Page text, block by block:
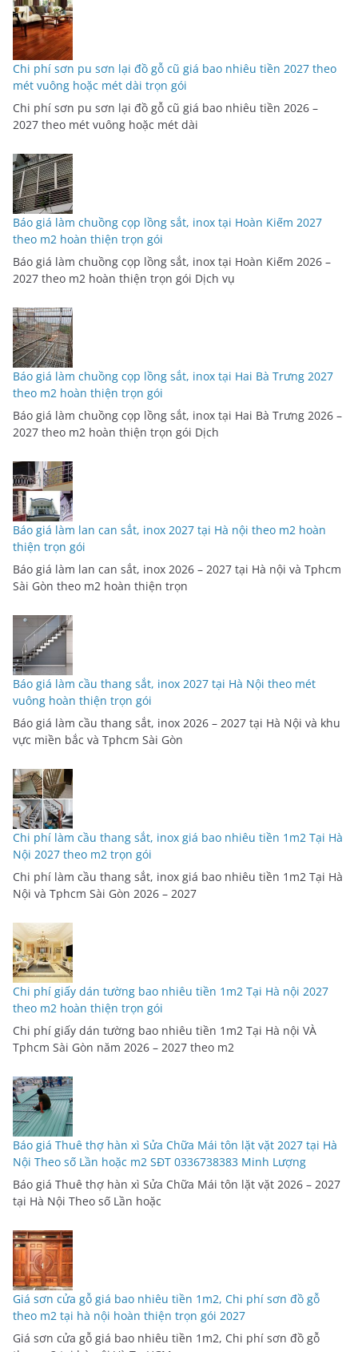
Chi phí sơn pu sơn lại đồ gỗ cũ giá bao nhiêu tiền 2027 theo
mét vuông hoặc mét dài trọn gói
Chi phí sơn pu sơn lại đồ gỗ cũ giá bao nhiêu tiền 2026 –
2027 theo mét vuông hoặc mét dài
Báo giá làm chuồng cọp lồng sắt, inox tại Hoàn Kiếm 2027
theo m2 hoàn thiện trọn gói
Báo giá làm chuồng cọp lồng sắt, inox tại Hoàn Kiếm 2026 –
2027 theo m2 hoàn thiện trọn gói Dịch vụ
Báo giá làm chuồng cọp lồng sắt, inox tại Hai Bà Trưng 2027
theo m2 hoàn thiện trọn gói
Báo giá làm chuồng cọp lồng sắt, inox tại Hai Bà Trưng 2026 –
2027 theo m2 hoàn thiện trọn gói Dịch
Báo giá làm lan can sắt, inox 2027 tại Hà nội theo m2 hoàn
thiện trọn gói
Báo giá làm lan can sắt, inox 2026 – 2027 tại Hà nội và Tphcm
Sài Gòn theo m2 hoàn thiện trọn
Báo giá làm cầu thang sắt, inox 2027 tại Hà Nội theo mét
vuông hoàn thiện trọn gói
Báo giá làm cầu thang sắt, inox 2026 – 2027 tại Hà Nội và khu
vực miền bắc và Tphcm Sài Gòn
Chi phí làm cầu thang sắt, inox giá bao nhiêu tiền 1m2 Tại Hà
Nội 2027 theo m2 trọn gói
Chi phí làm cầu thang sắt, inox giá bao nhiêu tiền 1m2 Tại Hà
Nội và Tphcm Sài Gòn 2026 – 2027
Chi phí giấy dán tường bao nhiêu tiền 1m2 Tại Hà nội 2027
theo m2 hoàn thiện trọn gói
Chi phí giấy dán tường bao nhiêu tiền 1m2 Tại Hà nội VÀ
Tphcm Sài Gòn năm 2026 – 2027 theo m2
Báo giá Thuê thợ hàn xì Sửa Chữa Mái tôn lặt vặt 2027 tại Hà
Nội Theo số Lần hoặc m2 SĐT 0336738383 Minh Lượng
Báo giá Thuê thợ hàn xì Sửa Chữa Mái tôn lặt vặt 2026 – 2027
tại Hà Nội Theo số Lần hoặc
Giá sơn cửa gỗ giá bao nhiêu tiền 1m2, Chi phí sơn đồ gỗ
theo m2 tại hà nội hoàn thiện trọn gói 2027
Giá sơn cửa gỗ giá bao nhiêu tiền 1m2, Chi phí sơn đồ gỗ